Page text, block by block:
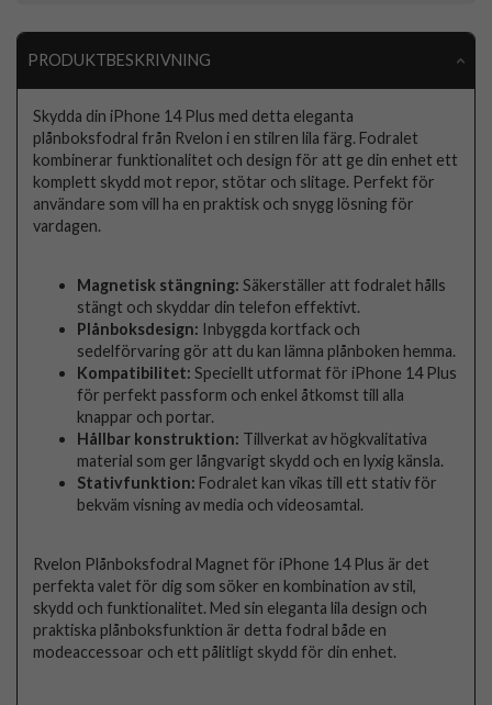
PRODUKTBESKRIVNING
Skydda din iPhone 14 Plus med detta eleganta
plånboksfodral från Rvelon i en stilren lila färg. Fodralet
kombinerar funktionalitet och design för att ge din enhet ett
komplett skydd mot repor, stötar och slitage. Perfekt för
användare som vill ha en praktisk och snygg lösning för
vardagen.
Magnetisk stängning: Säkerställer att fodralet hålls
stängt och skyddar din telefon effektivt.
Plånboksdesign: Inbyggda kortfack och
sedelförvaring gör att du kan lämna plånboken hemma.
Kompatibilitet: Speciellt utformat för iPhone 14 Plus
för perfekt passform och enkel åtkomst till alla
knappar och portar.
Hållbar konstruktion: Tillverkat av högkvalitativa
material som ger långvarigt skydd och en lyxig känsla.
Stativfunktion: Fodralet kan vikas till ett stativ för
bekväm visning av media och videosamtal.
Rvelon Plånboksfodral Magnet för iPhone 14 Plus är det
perfekta valet för dig som söker en kombination av stil,
skydd och funktionalitet. Med sin eleganta lila design och
praktiska plånboksfunktion är detta fodral både en
modeaccessoar och ett pålitligt skydd för din enhet.